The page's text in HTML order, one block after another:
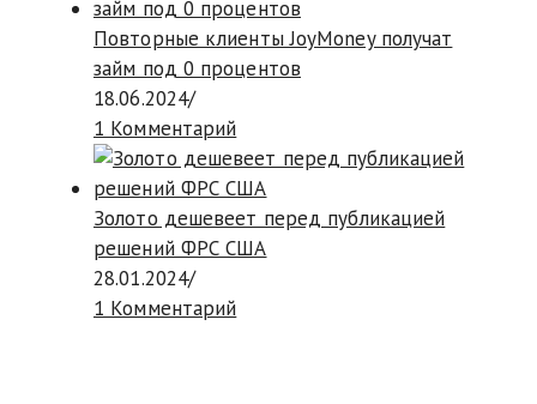
Повторные клиенты JoyMoney получат
займ под 0 процентов
18.06.2024/
1 Комментарий
Золото дешевеет перед публикацией
решений ФРС США
28.01.2024/
1 Комментарий